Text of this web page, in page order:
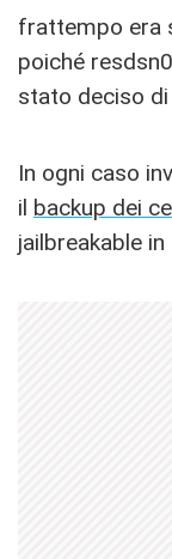
frattempo era
poiché
stato deciso
In ogni caso
il backup dei
jailbreakable